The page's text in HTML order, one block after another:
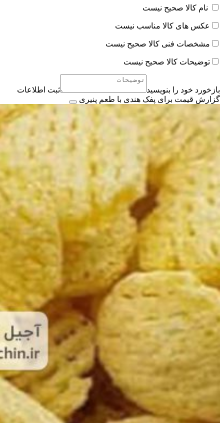
نام کالا صحیح نیست
عکس های کالا مناسب نیست
مشخصات فنی کالا صحیح نیست
توضیحات کالا صحیح نیست
بازخورد خود را بنویسید
ثبت اطلاعات
گزارش قیمت برای پفک هندی با طعم پنیری